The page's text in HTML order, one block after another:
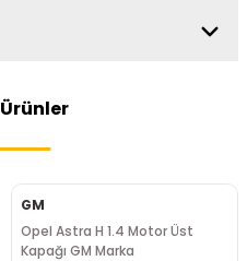
Ürünler
GM
Opel Astra H 1.4 Motor Üst
Kapağı GM Marka